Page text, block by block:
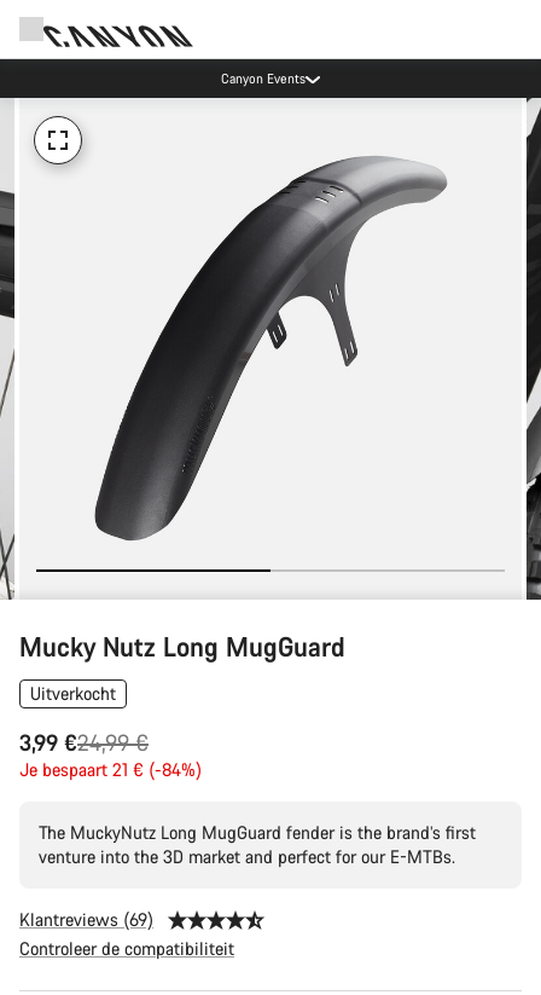
Canyon Events
Mucky Nutz Long MugGuard
Uitverkocht
3,99 €
Originele
Prijs
24,99 €
Je bespaart 21 € (-84%)
The MuckyNutz Long MugGuard fender is the brand’s first
venture into the 3D market and perfect for our E-MTBs.
Klantreviews (69)
Controleer de compatibiliteit